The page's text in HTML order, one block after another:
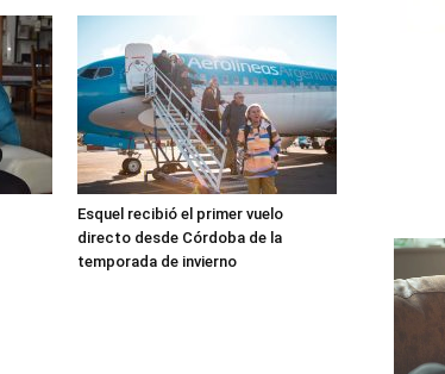
Esquel recibió el primer vuelo
directo desde Córdoba de la
temporada de invierno